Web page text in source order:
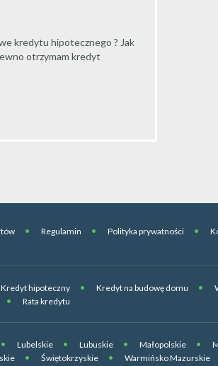
kredytu hipotecznego ? Jak
otrzymam kredyt
Regulamin Polityka prywatności
Kredyt hipoteczny Kredyt na budowę domu
Rata kredytu
Lubelskie Lubuskie Małopolskie
Świętokrzyskie Warmińsko Mazurskie